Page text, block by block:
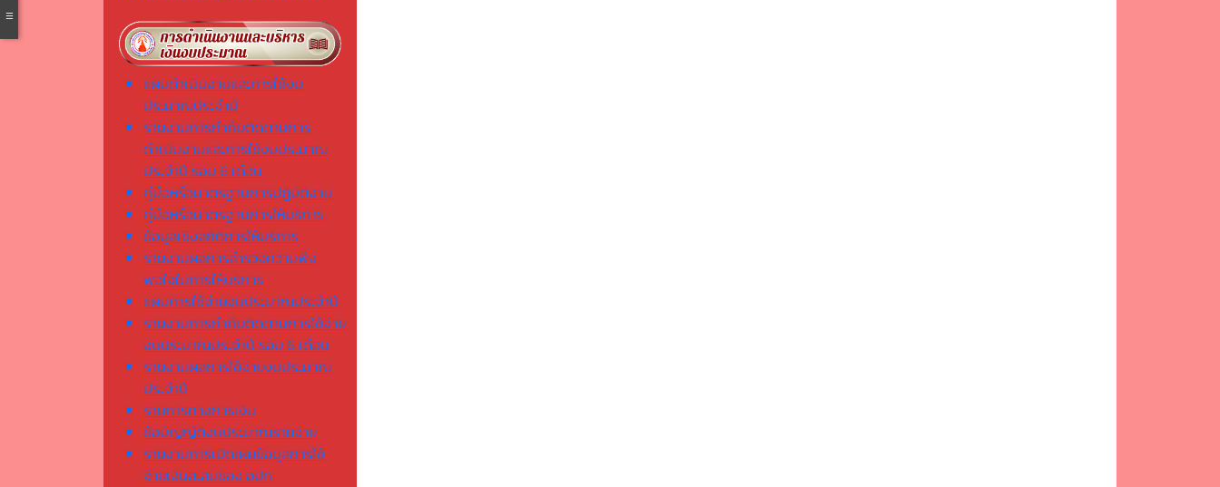
แผนดำเนินงานและการใช้งบ
ประมาณประจำปี
รายงานการกำกับติดตามการ
ดำเนินงานและการใช้งบประมาณ
ประจำปี รอบ 6 เดือน
คู่มือหรือมาตรฐานการปฏิบัติงาน
คู่มือหรือมาตรฐานการให้บริการ
ข้อมูลเชิงสถิติการให้บริการ
รายงานผลการสำรวจความพึง
พอใจในการให้บริการ
แผนการใช้จ่ายงบประมาณประจำปี
รายงานการกำกับติดตามการใช้จ่าย
งบประมาณประจำปี รอบ 6 เดือน
รายงานผลการใช้จ่ายงบประมาณ
ประจำปี
รายการทางการเงิน
ข้อบัญญัติงบประมาณรายจ่าย
รายงานการเปิดเผยข้อมูลการใช้
จ่ายเงินสะสมของ อปท.